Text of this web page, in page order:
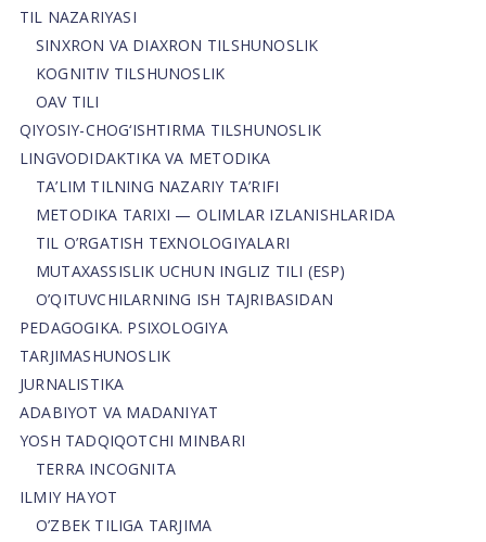
TIL NAZARIYASI
SINXRON VA DIAXRON TILSHUNOSLIK
KOGNITIV TILSHUNOSLIK
OAV TILI
QIYOSIY-CHOG‘ISHTIRMA TILSHUNOSLIK
LINGVODIDAKTIKA VA METODIKA
TA’LIM TILNING NAZARIY TA’RIFI
METODIKA TARIXI — OLIMLAR IZLANISHLARIDA
TIL O’RGATISH TEXNOLOGIYALARI
MUTAXASSISLIK UCHUN INGLIZ TILI (ESP)
O’QITUVCHILARNING ISH TAJRIBASIDAN
PEDAGOGIKA. PSIXOLOGIYA
TARJIMASHUNOSLIK
JURNALISTIKA
ADABIYOT VA MADANIYAT
YOSH TADQIQOTCHI MINBARI
TERRA INCOGNITA
ILMIY HAYOT
O’ZBEK TILIGA TARJIMA